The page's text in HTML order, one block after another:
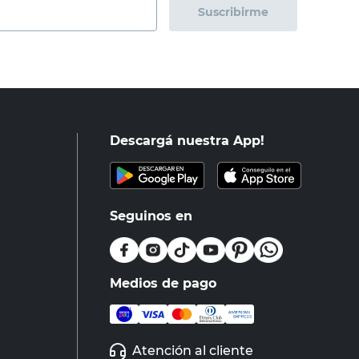
Suscribirme
Descargá nuestra App!
Seguinos en
Medios de pago
Atención al cliente